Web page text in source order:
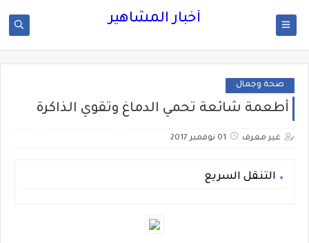
أخبار المشاهير
صحة وجمال
أطعمة شائعة تحمي الدماغ وتقوي الذاكرة
غير معرف 01 نوفمبر 2017
التنقل السريع